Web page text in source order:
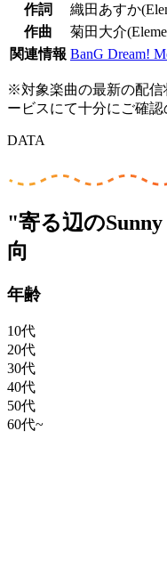
作詞
織田あすか
作曲
菊田大介
関連情報 BanG Dream!
※対象楽曲の最新の配信
ービスにて十分にご確認
DATA
"寄る辺の
向
年齢
10代
20代
30代
40代
50代
60代~